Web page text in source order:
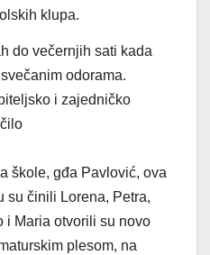
klupa.
do večernjih sati kada
odorama.
i zajedničko
škole, gđa Pavlović, ova
su činili Lorena, Petra,
i Maria otvorili su novo
plesom, na